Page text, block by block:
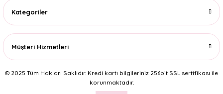
Kategoriler
Müşteri Hizmetleri
© 2025 Tüm Hakları Saklıdır. Kredi kartı bilgileriniz 256bit SSL sertifikası ile
korunmaktadır.